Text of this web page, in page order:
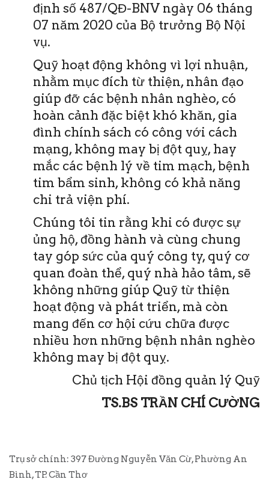
định số 487/QĐ-BNV ngày 06 tháng
07 năm 2020 của Bộ trưởng Bộ Nội
vụ.
Quỹ hoạt động không vì lợi nhuận,
nhằm mục đích từ thiện, nhân đạo
giúp đỡ các bệnh nhân nghèo, có
hoàn cảnh đặc biệt khó khăn, gia
đình chính sách có công với cách
mạng, không may bị đột quỵ, hay
mắc các bệnh lý về tim mạch, bệnh
tim bẩm sinh, không có khả năng
chi trả viện phí.
Chúng tôi tin rằng khi có được sự
ủng hộ, đồng hành và cùng chung
tay góp sức của quý công ty, quý cơ
quan đoàn thể, quý nhà hảo tâm, sẽ
không những giúp Quỹ từ thiện
hoạt động và phát triển, mà còn
mang đến cơ hội cứu chữa được
nhiều hơn những bệnh nhân nghèo
không may bị đột quỵ.
Chủ tịch Hội đồng quản lý Quỹ
TS.BS TRẦN CHÍ CƯỜNG
Trụ sở chính: 397 Đường Nguyễn Văn Cừ, Phường An
Bình, TP. Cần Thơ